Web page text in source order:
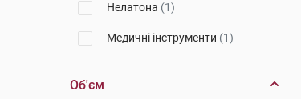
Нелатона (1)
Медичні інструменти (1)
Об'єм